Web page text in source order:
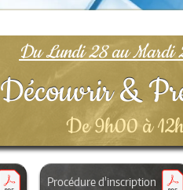
Du Lundi 28 au Mardi
Découvrir &
De 9h00 à
Procédure d'inscription